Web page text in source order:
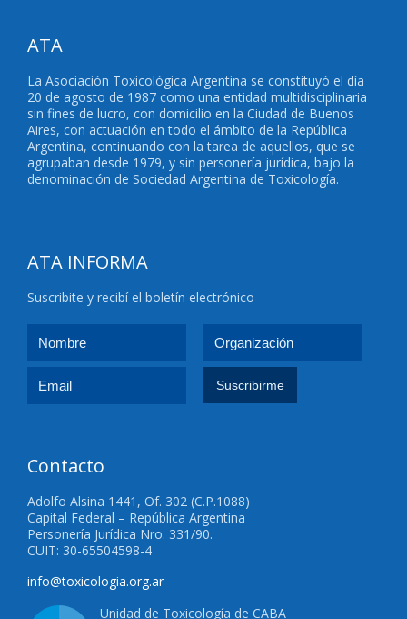
ATA
La Asociación Toxicológica Argentina se constituyó el día
20 de agosto de 1987 como una entidad multidisciplinaria
sin fines de lucro, con domicilio en la Ciudad de Buenos
Aires, con actuación en todo el ámbito de la República
Argentina, continuando con la tarea de aquellos, que se
agrupaban desde 1979, y sin personería jurídica, bajo la
denominación de Sociedad Argentina de Toxicología.
ATA INFORMA
Suscribite y recibí el boletín electrónico
Contacto
Adolfo Alsina 1441, Of. 302 (C.P.1088)
Capital Federal – República Argentina
Personería Jurídica Nro. 331/90.
CUIT: 30-65504598-4
info@toxicologia.org.ar
Unidad de Toxicología de CABA